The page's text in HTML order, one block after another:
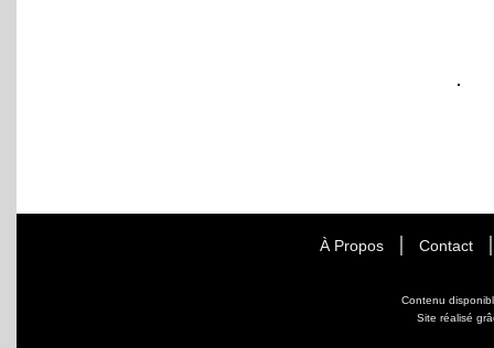
À Propos Contact
Contenu
Site réalisé